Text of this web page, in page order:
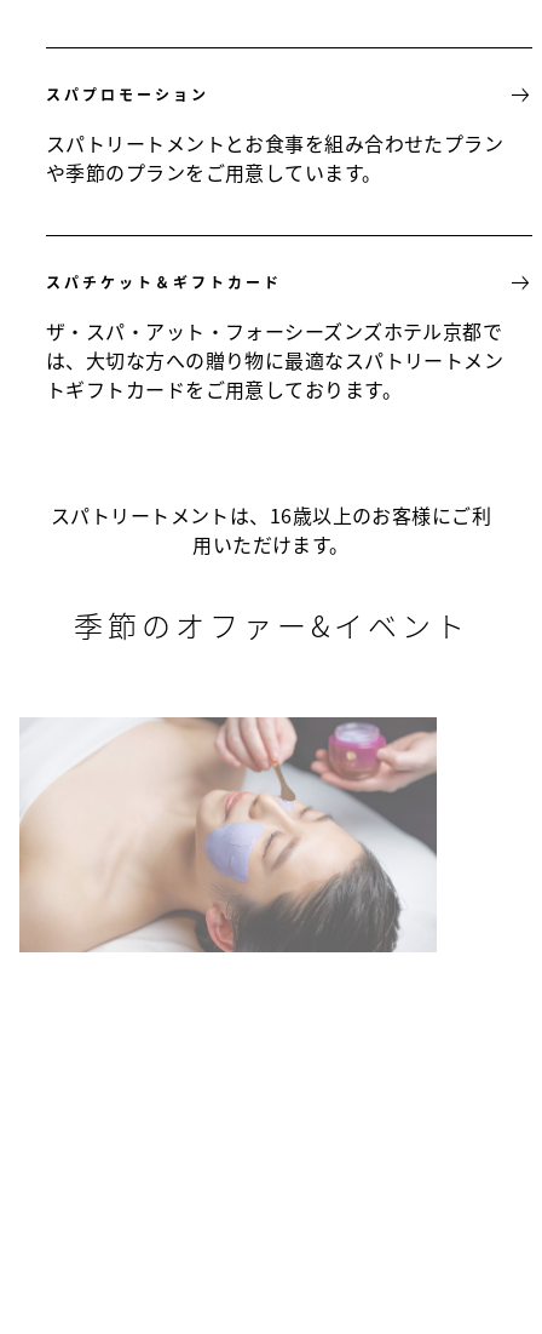
スパプロモーション
スパトリートメントとお食事を組み合わせたプラン
や季節のプランをご用意しています。
スパチケット＆ギフトカード
ザ・スパ・アット・フォーシーズンズホテル京都で
は、大切な方への贈り物に最適なスパトリートメン
トギフトカードをご用意しております。
スパトリートメントは、16歳以上のお客様にご利
用いただけます。
季節のオファー&イベント